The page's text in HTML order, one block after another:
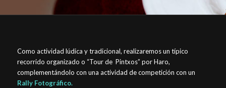
Como actividad lúdica y tradicional, realizaremos un típico
recorrido organizado o “Tour de Pintxos” por Haro,
complementándolo con una actividad de competición con un
Rally Fotográfico.